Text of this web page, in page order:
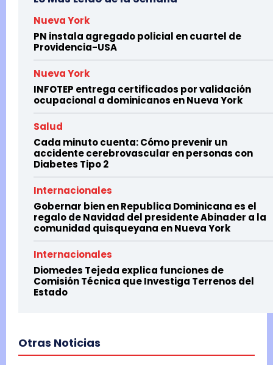
Nueva York
PN instala agregado policial en cuartel de
Providencia-USA
Nueva York
INFOTEP entrega certificados por validación
ocupacional a dominicanos en Nueva York
Salud
Cada minuto cuenta: Cómo prevenir un
accidente cerebrovascular en personas con
Diabetes Tipo 2
Internacionales
Gobernar bien en Republica Dominicana es el
regalo de Navidad del presidente Abinader a la
comunidad quisqueyana en Nueva York
Internacionales
Diomedes Tejeda explica funciones de
Comisión Técnica que Investiga Terrenos del
Estado
Otras Noticias